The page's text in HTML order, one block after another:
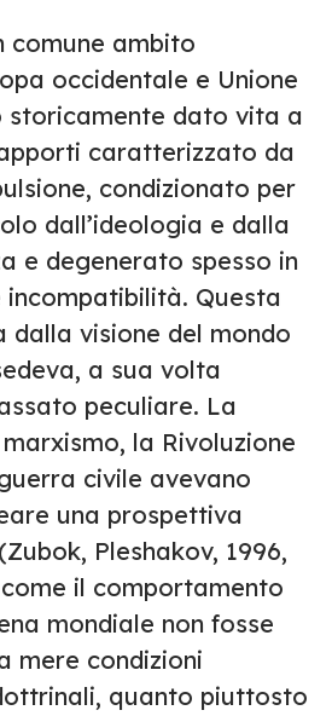
comune ambito
occidentale e Unione
storicamente dato vita a
caratterizzato da
condizionato per
dall’ideologia e dalla
e degenerato spesso in
Questa
dalla visione del mondo
a sua volta
peculiare. La
la Rivoluzione
civile avevano
una prospettiva
Pleshakov, 1996,
il comportamento
mondiale non fosse
mere condizioni
quanto piuttosto